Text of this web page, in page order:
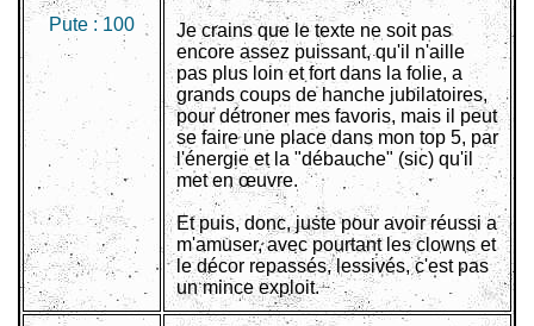
Pute : 100
Je crains que le texte ne soit pas
encore assez puissant, qu'il n'aille
pas plus loin et fort dans la folie, a
grands coups de hanche jubilatoires,
pour détroner mes favoris, mais il peut
se faire une place dans mon top 5, par
l'énergie et la "débauche" (sic) qu'il
met en œuvre.
Et puis, donc, juste pour avoir réussi a
m'amuser, avec pourtant les clowns et
le décor repassés, lessivés, c'est pas
un mince exploit.